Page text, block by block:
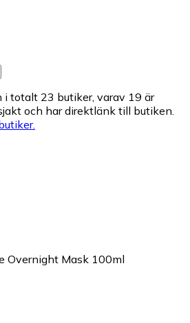
totalt 23 butiker, varav 19 är
och har direktlänk till butiken.
Overnight Mask 100ml